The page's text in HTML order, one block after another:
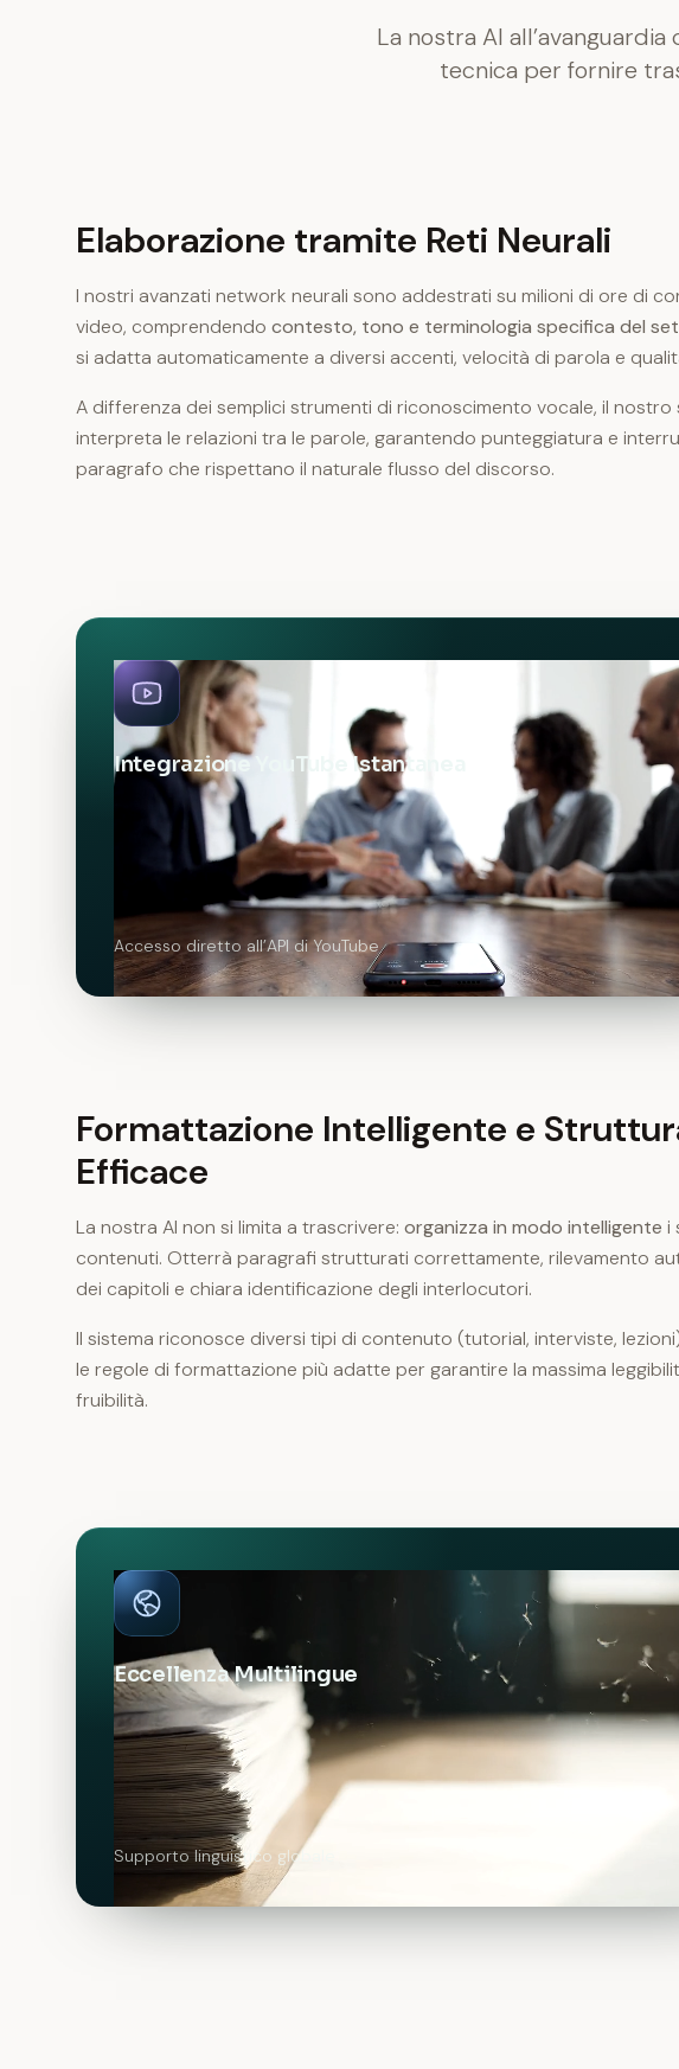
La nostra AI
tecnica per fornire
Elaborazione tramite Reti Neurali
I nostri avanzati network neurali sono addestrati su milioni di ore di
video, comprendendo contesto, tono e terminologia specifica del
si adatta automaticamente a diversi accenti, velocità di parola e
A differenza dei semplici strumenti di riconoscimento vocale, il nostro
interpreta le relazioni tra le parole, garantendo punteggiatura e
paragrafo che rispettano il naturale flusso del discorso.
Integrazione YouTube Istantanea
Accesso diretto all’API di YouTube
Formattazione Intelligente e
Efficace
La nostra AI non si limita a trascrivere: organizza in modo intelligente i
contenuti. Otterrà paragrafi strutturati correttamente, rilevamento
dei capitoli e chiara identificazione degli interlocutori.
Il sistema riconosce diversi tipi di contenuto (tutorial, interviste,
le regole di formattazione più adatte per garantire la massima
fruibilità.
Eccellenza Multilingue
Supporto linguistico globale